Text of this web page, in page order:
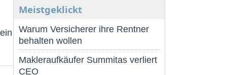
Meistgeklickt
Warum Versicherer ihre Rentner
behalten wollen
Makleraufkäufer Summitas verliert
CEO